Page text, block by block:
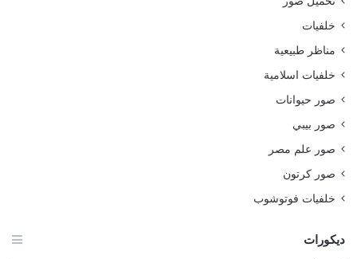
خلفيات
مناظر طبيعية
خلفيات اسلامية
صور حيوانات
صور بيبي
صور علم مصر
صور كرتون
خلفيات فوتوشوب
ديكورات